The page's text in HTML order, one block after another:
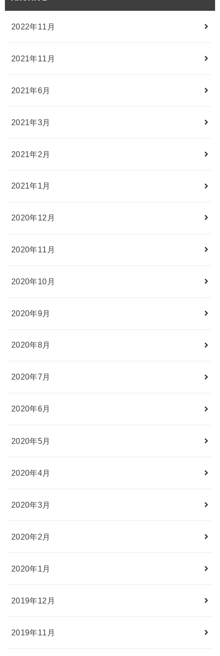
2022年11月
2021年11月
2021年6月
2021年3月
2021年2月
2021年1月
2020年12月
2020年11月
2020年10月
2020年9月
2020年8月
2020年7月
2020年6月
2020年5月
2020年4月
2020年3月
2020年2月
2020年1月
2019年12月
2019年11月